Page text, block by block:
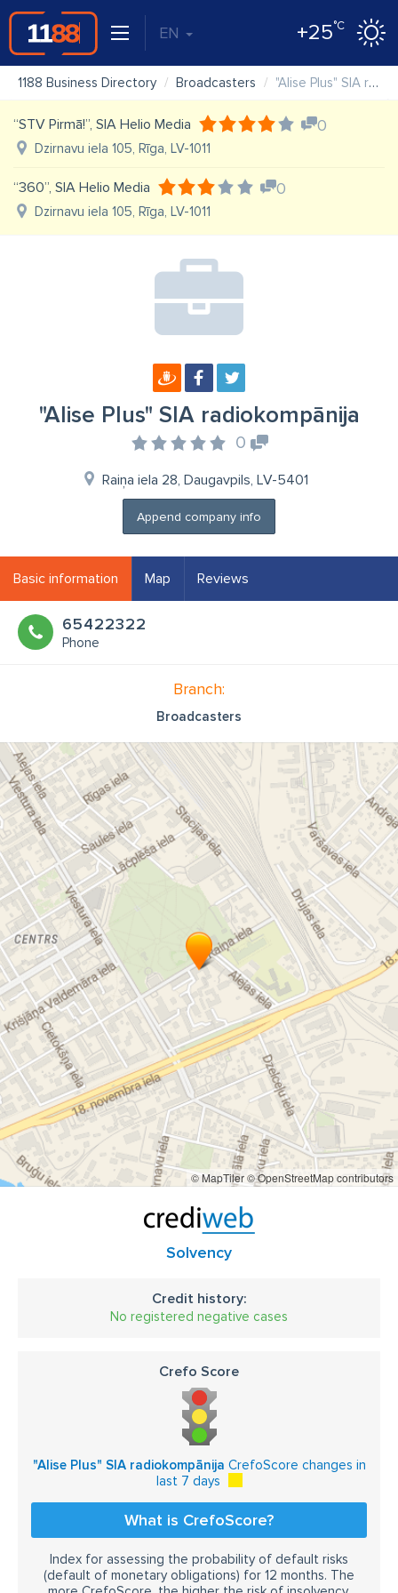
EN +25°C
1188 Business Directory Broadcasters "Alise Plus" SIA radiokompānija
“STV Pirmā!”, SIA Helio Media 0
Dzirnavu iela 105, Rīga, LV-1011
“360”, SIA Helio Media 0
Dzirnavu iela 105, Rīga, LV-1011
"Alise Plus" SIA radiokompānija
0
Raiņa iela 28, Daugavpils, LV-5401
Append company info
Basic information Map Reviews
65422322
Phone
Branch:
Broadcasters
© MapTiler© OpenStreetMap contributors
Solvency
Credit history:
No registered negative cases
Crefo Score
"Alise Plus" SIA radiokompānija CrefoScore changes in
last 7 days
What is CrefoScore?
Index for assessing the probability of default risks
(default of monetary obligations) for 12 months. The